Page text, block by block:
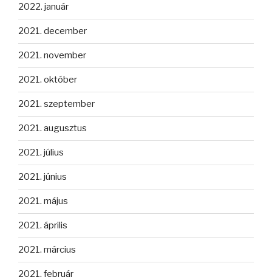
2022. január
2021. december
2021. november
2021. október
2021. szeptember
2021. augusztus
2021. július
2021. június
2021. május
2021. április
2021. március
2021. február